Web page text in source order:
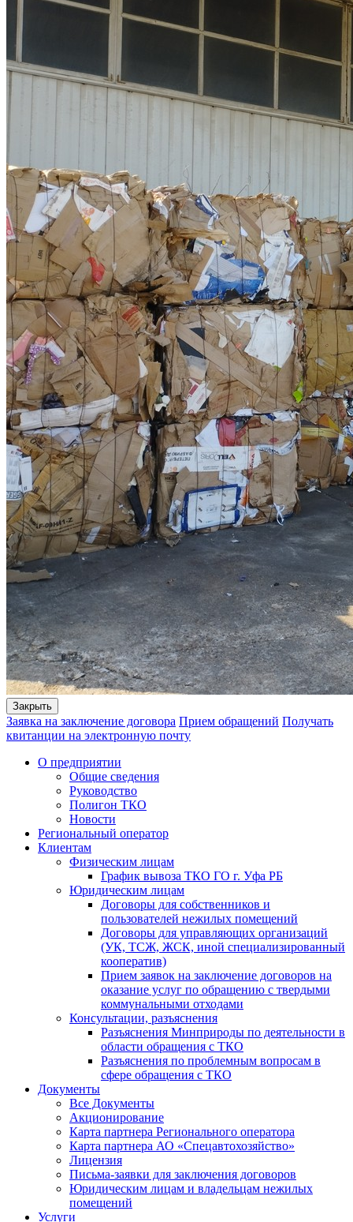
Закрыть
Заявка на заключение договора Прием обращений Получать
квитанции на электронную почту
О предприятии
Общие сведения
Руководство
Полигон ТКО
Новости
Региональный оператор
Клиентам
Физическим лицам
График вывоза ТКО ГО г. Уфа РБ
Юридическим лицам
Договоры для собственников и
пользователей нежилых помещений
Договоры для управляющих организаций
(УК, ТСЖ, ЖСК, иной специализированный
кооператив)
Прием заявок на заключение договоров на
оказание услуг по обращению с твердыми
коммунальными отходами
Консультации, разъяснения
Разъяснения Минприроды по деятельности в
области обращения с ТКО
Разъяснения по проблемным вопросам в
сфере обращения с ТКО
Документы
Все Документы
Акционирование
Карта партнера Регионального оператора
Карта партнера АО «Спецавтохозяйство»
Лицензия
Письма-заявки для заключения договоров
Юридическим лицам и владельцам нежилых
помещений
Услуги